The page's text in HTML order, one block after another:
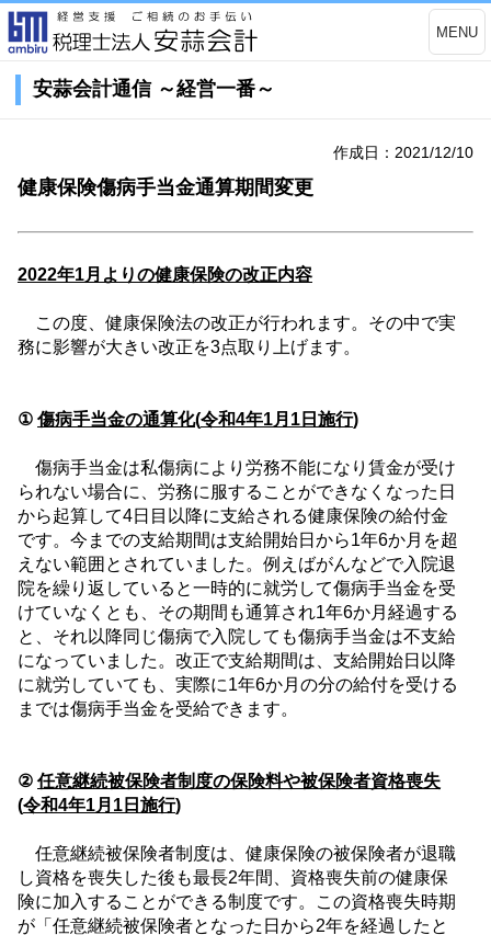
MENU
安蒜会計通信 ～経営一番～
作成日：2021/12/10
健康保険傷病手当金通算期間変更
2022年1月よりの健康保険の改正内容
この度、健康保険法の改正が行われます。その中で実
務に影響が大きい改正を3点取り上げます。
① 傷病手当金の通算化(令和4年1月 1 日施行)
傷病手当金は私傷病により労務不能になり賃金が受け
られない場合に、労務に服することができなくなった日
から起算して4日目以降に支給される健康保険の給付金
です。今までの支給期間は支給開始日から1年6か月を超
えない範囲とされていました。例えばがんなどで入院退
院を繰り返していると一時的に就労して傷病手当金を受
けていなくとも、その期間も通算され1年6か月経過する
と、それ以降同じ傷病で入院しても傷病手当金は不支給
になっていました。改正で支給期間は、支給開始日以降
に就労していても、実際に1年6か月の分の給付を受ける
までは傷病手当金を受給できます。
② 任意継続被保険者制度の保険料や被保険者資格喪失
(令和4年1月 1 日施行)
任意継続被保険者制度は、健康保険の被保険者が退職
し資格を喪失した後も最長2年間、資格喪失前の健康保
険に加入することができる制度です。この資格喪失時期
が「任意継続被保険者となった日から2年を経過したと